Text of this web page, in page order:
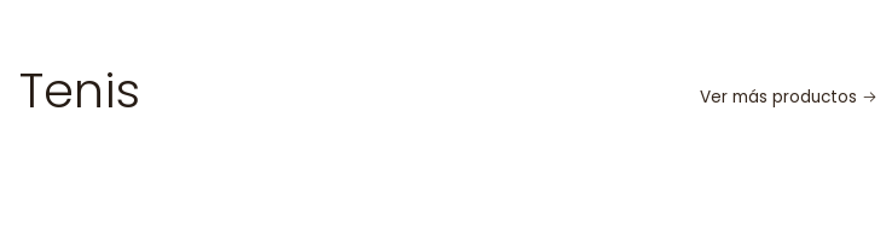
Tenis Ver más productos